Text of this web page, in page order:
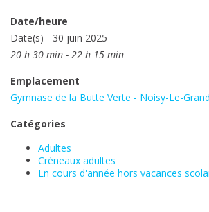
Date/heure
Date(s) - 30 juin 2025
20 h 30 min - 22 h 15 min
Emplacement
Gymnase de la Butte Verte - Noisy-Le-Grand
Catégories
Adultes
Créneaux adultes
En cours d'année hors vacances